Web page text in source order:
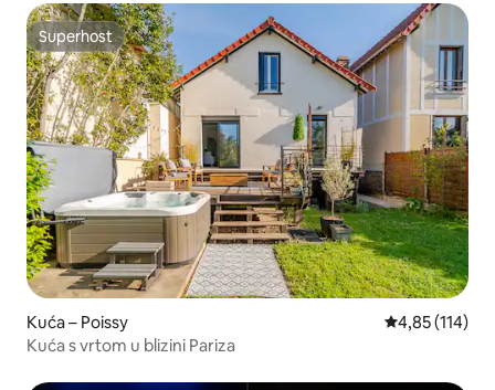
Superhost
Superhost
Kuća – Poissy Prosječna
4,85 (114)
Kuća s vrtom u blizini Pariza